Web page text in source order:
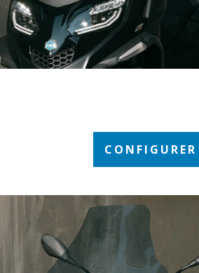
CONFIGURER